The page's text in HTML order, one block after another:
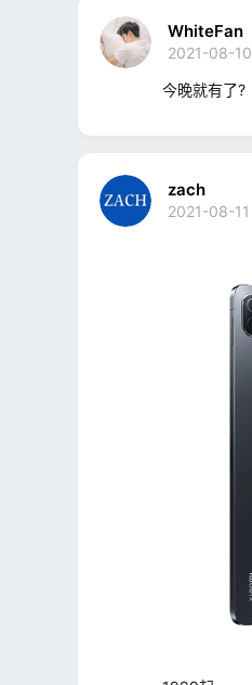
WhiteFan
2021-08-10
今晚就有了?
zach
2021-08-11